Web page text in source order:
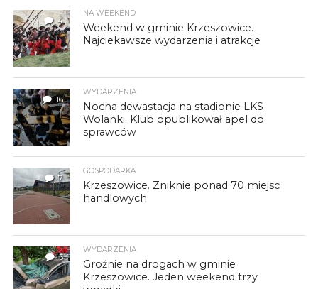
4
NA WEEKEND
Weekend w gminie Krzeszowice.
Najciekawsze wydarzenia i atrakcje
16
WYDARZENIA
Nocna dewastacja na stadionie LKS
Wolanki. Klub opublikował apel do
sprawców
7
GOSPODARKA
Krzeszowice. Zniknie ponad 70 miejsc
handlowych
3
WYDARZENIA
Groźnie na drogach w gminie
Krzeszowice. Jeden weekend trzy